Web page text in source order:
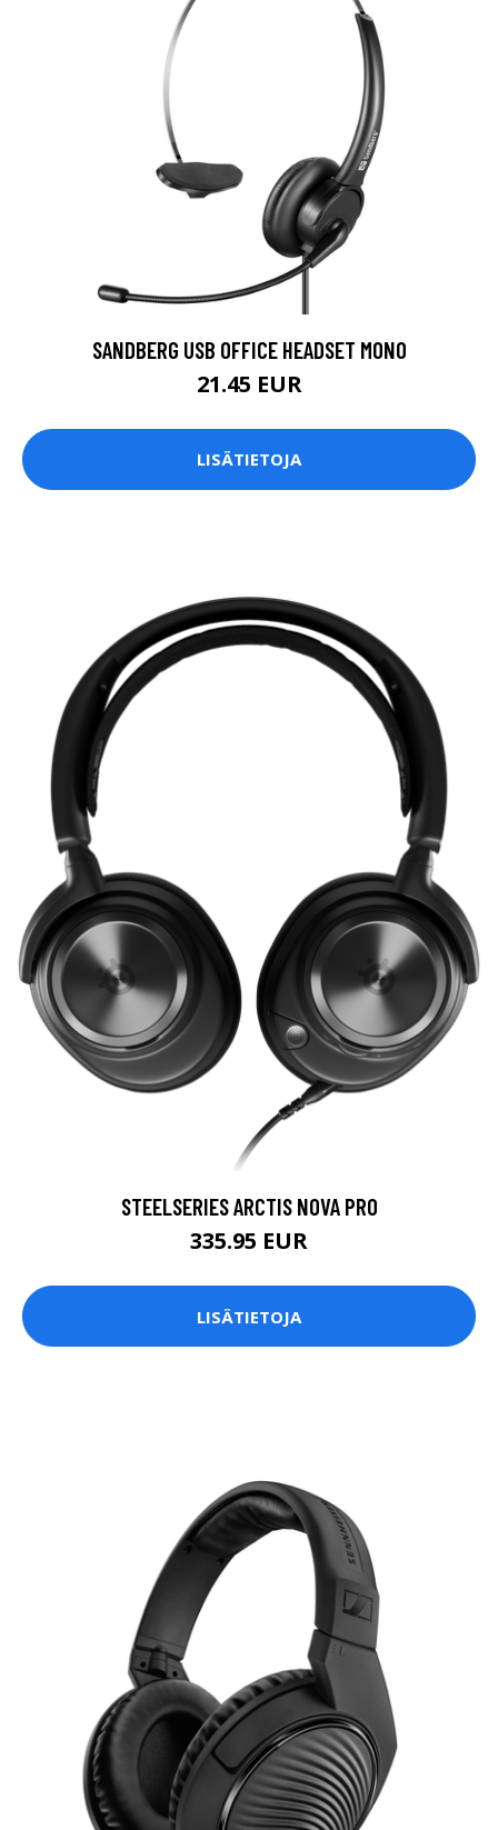
SANDBERG USB OFFICE HEADSET MONO
21.45 EUR
LISÄTIETOJA
STEELSERIES ARCTIS NOVA PRO
335.95 EUR
LISÄTIETOJA